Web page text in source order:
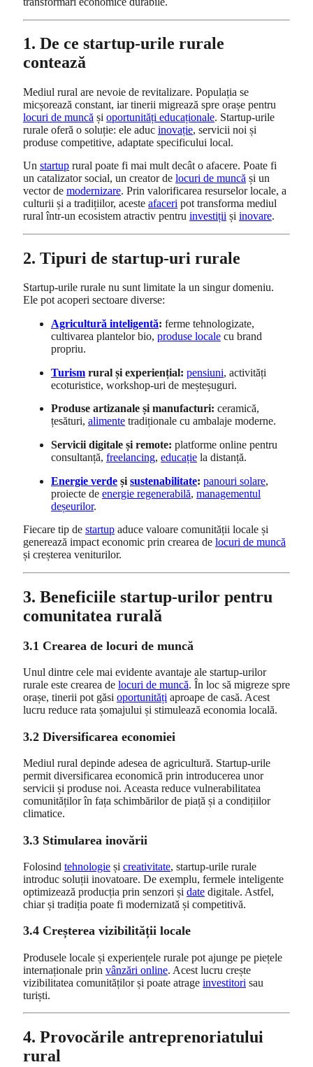
1. De ce startup-urile rurale
contează
Mediul rural are nevoie de revitalizare. Populația se
micșorează constant, iar tinerii migrează spre orașe pentru
locuri de muncă și oportunități educaționale. Startup-urile
rurale oferă o soluție: ele aduc inovație, servicii noi și
produse competitive, adaptate specificului local.
Un startup rural poate fi mai mult decât o afacere. Poate fi
un catalizator social, un creator de locuri de muncă și un
vector de modernizare. Prin valorificarea resurselor locale, a
culturii și a tradițiilor, aceste afaceri pot transforma mediul
rural într-un ecosistem atractiv pentru investiții și inovare.
2. Tipuri de startup-uri rurale
Startup-urile rurale nu sunt limitate la un singur domeniu.
Ele pot acoperi sectoare diverse:
Agricultură inteligentă: ferme tehnologizate,
cultivarea plantelor bio, produse locale cu brand
propriu.
Turism rural și experiențial: pensiuni, activități
ecoturistice, workshop-uri de meșteșuguri.
Produse artizanale și manufacturi: ceramică,
țesături, alimente tradiționale cu ambalaje moderne.
Servicii digitale și remote: platforme online pentru
consultanță, freelancing, educație la distanță.
Energie verde și sustenabilitate: panouri solare,
proiecte de energie regenerabilă, managementul
deșeurilor.
Fiecare tip de startup aduce valoare comunității locale și
generează impact economic prin crearea de locuri de muncă
și creșterea veniturilor.
3. Beneficiile startup-urilor pentru
comunitatea rurală
3.1 Crearea de locuri de muncă
Unul dintre cele mai evidente avantaje ale startup-urilor
rurale este crearea de locuri de muncă. În loc să migreze spre
orașe, tinerii pot găsi oportunități aproape de casă. Acest
lucru reduce rata șomajului și stimulează economia locală.
3.2 Diversificarea economiei
Mediul rural depinde adesea de agricultură. Startup-urile
permit diversificarea economică prin introducerea unor
servicii și produse noi. Aceasta reduce vulnerabilitatea
comunităților în fața schimbărilor de piață și a condițiilor
climatice.
3.3 Stimularea inovării
Folosind tehnologie și creativitate, startup-urile rurale
introduc soluții inovatoare. De exemplu, fermele inteligente
optimizează producția prin senzori și date digitale. Astfel,
chiar și tradiția poate fi modernizată și competitivă.
3.4 Creșterea vizibilității locale
Produsele locale și experiențele rurale pot ajunge pe piețele
internaționale prin vânzări online. Acest lucru crește
vizibilitatea comunităților și poate atrage investitori sau
turiști.
4. Provocările antreprenoriatului
rural